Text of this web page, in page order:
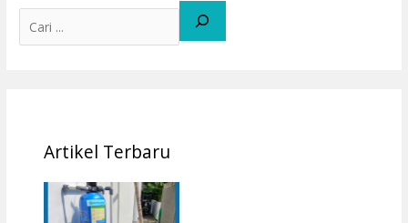
Artikel Terbaru